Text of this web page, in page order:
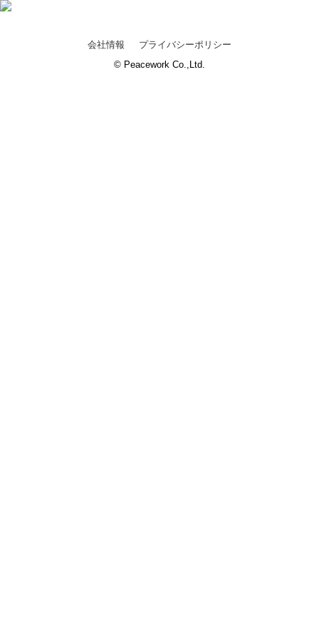
会社情報
プライバシーポリシー
© Peacework Co.,Ltd.